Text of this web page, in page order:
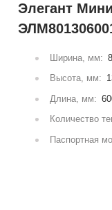
Элегант
Ширина, мм:
Высота, мм:
Длина, мм:
Количество
Паспортная